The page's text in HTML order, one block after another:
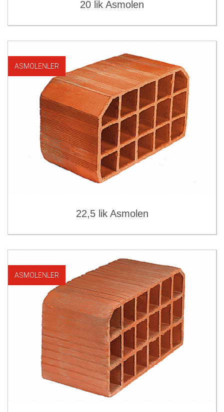
20 lik Asmolen
ASMOLENLER
22,5 lik Asmolen
ASMOLENLER